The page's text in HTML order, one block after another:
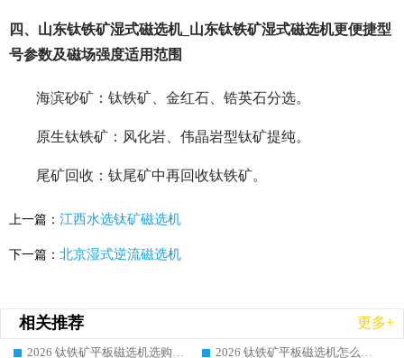
四、山东钛铁矿湿式磁选机_山东钛铁矿湿式磁选机更便捷型
号参数及磁场强度适用范围
海滨砂矿：钛铁矿、金红石、锆英石分选。
原生钛铁矿：风化岩、伟晶岩型钛矿提纯。
尾矿回收：钛尾矿中再回收钛铁矿。
上一篇： 江西水选钛矿磁选机
下一篇： 北京湿式逆流磁选机
相关推荐 更多+
2026 钛铁矿平板磁选机选购全攻略 市场公认优质品牌厂家实力排行榜
2026 钛铁矿平板磁选机怎么选 靠谱生产企业实力排行榜选购参考攻略